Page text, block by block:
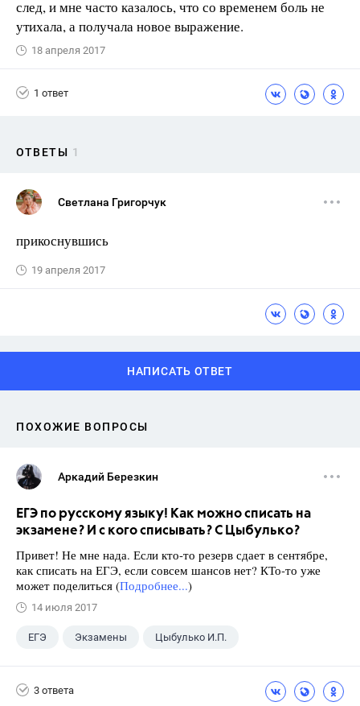
след, и мне часто казалось, что со временем боль не
утихала, а получала новое выражение.
18 апреля 2017
1 ответ
ОТВЕТЫ 1
Светлана Григорчук
прикоснувшись
19 апреля 2017
НАПИСАТЬ ОТВЕТ
ПОХОЖИЕ ВОПРОСЫ
Аркадий Березкин
ЕГЭ по русскому языку! Как можно списать на
экзамене? И с кого списывать? С Цыбулько?
Привет! Не мне нада. Если кто-то резерв сдает в сентябре,
как списать на ЕГЭ, если совсем шансов нет? КТо-то уже
может поделиться (Подробнее...)
14 июля 2017
ЕГЭ Экзамены Цыбулько И.П.
3 ответа